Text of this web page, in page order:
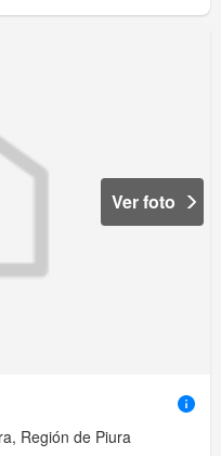
Ver foto
Región de Piura